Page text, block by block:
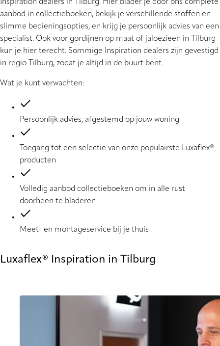
Inspiration dealers in Tilburg. Hier blader je door ons complete
aanbod in collectieboeken, bekijk je verschillende stoffen en
slimme bedieningsopties, en krijg je persoonlijk advies van een
specialist. Ook voor gordijnen op maat of jaloezieen in Tilburg
kun je hier terecht. Sommige Inspiration dealers zijn gevestigd
in regio Tilburg, zodat je altijd in de buurt bent.
Wat je kunt verwachten:
Persoonlijk advies, afgestemd op jouw woning
Toegang tot een selectie van onze populairste Luxaflex®
producten
Volledig aanbod collectieboeken om in alle rust
doorheen te bladeren
Meet- en montageservice bij je thuis
Luxaflex® Inspiration in Tilburg